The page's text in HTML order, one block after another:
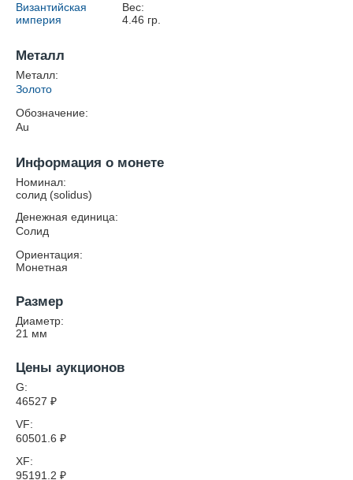
Византийская
империя
Вес:
4.46 гр.
Металл
Металл:
Золото
Обозначение:
Au
Информация о монете
Номинал:
солид (solidus)
Денежная единица:
Солид
Ориентация:
Монетная
Размер
Диаметр:
21 мм
Цены аукционов
G:
46527 ₽
VF:
60501.6 ₽
XF:
95191.2 ₽